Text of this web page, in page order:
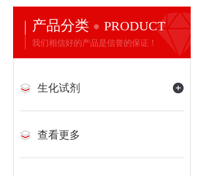
产品分类 PRODUCT
我们相信好的产品是信誉的保证！
生化试剂
查看更多